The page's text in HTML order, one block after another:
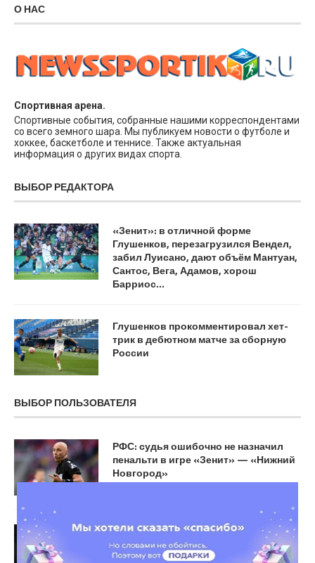
О НАС
Спортивная арена.
Спортивные события, собранные нашими корреспондентами
со всего земного шара. Мы публикуем новости о футболе и
хоккее, баскетболе и теннисе. Также актуальная
информация о других видах спорта.
ВЫБОР РЕДАКТОРА
«Зенит»: в отличной форме
Глушенков, перезагрузился Вендел,
забил Луисано, дают объём Мантуан,
Сантос, Вега, Адамов, хорош
Барриос…
Глушенков прокомментировал хет-
трик в дебютном матче за сборную
России
ВЫБОР ПОЛЬЗОВАТЕЛЯ
РФС: судья ошибочно не назначил
пенальти в игре «Зенит» — «Нижний
Новгород»
Самый высокооплачиваемый игрок
«Челси» стал отщепенцем. Трансфер
Стерлинга — чудовищный провал